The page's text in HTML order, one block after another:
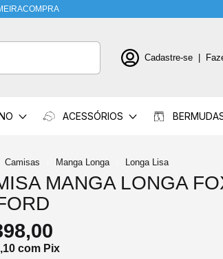
Cadastre-se
ACESSÓRIOS
Camisas Manga Longa Longa Lisa
MANGA LONGA
com Pix